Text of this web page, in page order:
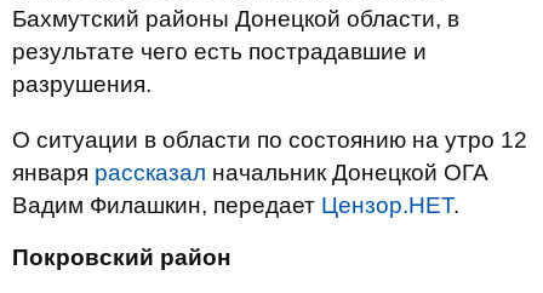
Бахмутский районы Донецкой области, в
результате чего есть пострадавшие и
разрушения.
О ситуации в области по состоянию на утро 12
января рассказал начальник Донецкой ОГА
Вадим Филашкин, передает Цензор.НЕТ.
Покровский район